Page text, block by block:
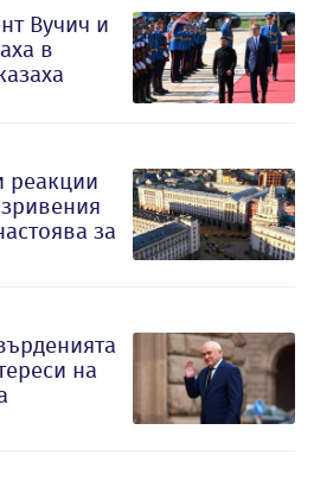
Вучич и
в
реакции
за
на